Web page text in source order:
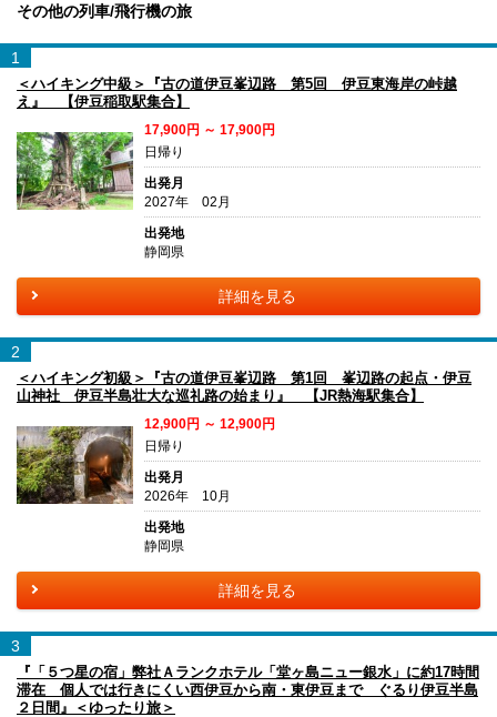
その他の列車/飛行機の旅
1
＜ハイキング中級＞『古の道伊豆峯辺路 第5回 伊豆東海岸の峠越
え』 【伊豆稲取駅集合】
17,900円 ～ 17,900円
日帰り
出発月
2027年 02月
出発地
静岡県
詳細を見る
2
＜ハイキング初級＞『古の道伊豆峯辺路 第1回 峯辺路の起点・伊豆
山神社 伊豆半島壮大な巡礼路の始まり』 【JR熱海駅集合】
12,900円 ～ 12,900円
日帰り
出発月
2026年 10月
出発地
静岡県
詳細を見る
3
『「５つ星の宿」弊社Ａランクホテル「堂ヶ島ニュー銀水」に約17時間
滞在 個人では行きにくい西伊豆から南・東伊豆まで ぐるり伊豆半島
２日間』＜ゆったり旅＞